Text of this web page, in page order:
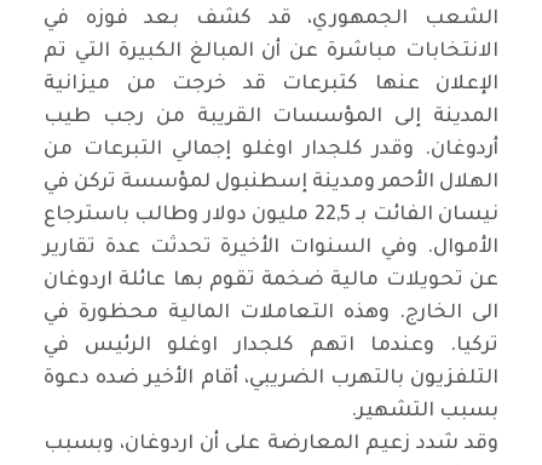
الشعب الجمهوري، قد كشف بعد فوزه في
الانتخابات مباشرة عن أن المبالغ الكبيرة التي تم
الإعلان عنها كتبرعات قد خرجت من ميزانية
المدينة إلى المؤسسات القريبة من رجب طيب
أردوغان. وقدر كلجدار اوغلو إجمالي التبرعات من
الهلال الأحمر ومدينة إسطنبول لمؤسسة تركن في
نيسان الفائت بـ 22,5 مليون دولار وطالب باسترجاع
الأموال. وفي السنوات الأخيرة تحدثت عدة تقارير
عن تحويلات مالية ضخمة تقوم بها عائلة اردوغان
الى الخارج. وهذه التعاملات المالية محظورة في
تركيا. وعندما اتهم كلجدار اوغلو الرئيس في
التلفزيون بالتهرب الضريبي، أقام الأخير ضده دعوة
بسبب التشهير.
وقد شدد زعيم المعارضة على أن اردوغان، وبسبب